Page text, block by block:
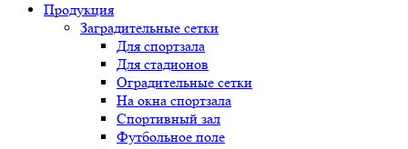
Продукция
Заградительные сетки
Для спортзала
Для стадионов
Оградительные сетки
На окна спортзала
Спортивный зал
Футбольное поле